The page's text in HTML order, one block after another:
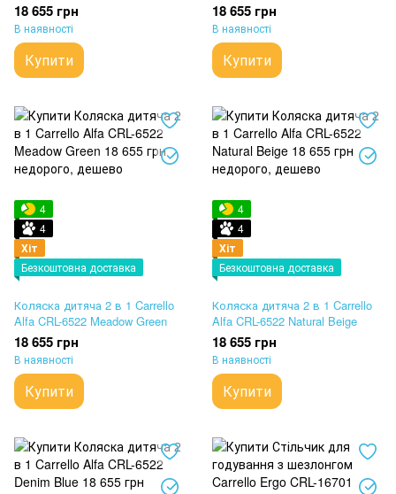
18 655 грн
В наявності
Купити
18 655 грн
В наявності
Купити
4
4
Хіт
Безкоштовна доставка
Коляска дитяча 2 в 1 Carrello
Alfa CRL-6522 Meadow Green
18 655 грн
В наявності
Купити
4
4
Хіт
Безкоштовна доставка
Коляска дитяча 2 в 1 Carrello
Alfa CRL-6522 Natural Beige
18 655 грн
В наявності
Купити